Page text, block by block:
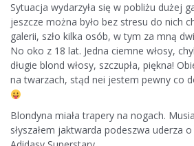
Sytuacja wydarzyła się w pobliżu dużej
jeszcze można było bez stresu do nich
galerii, szło kilka osób, w tym za mną
No oko z 18 lat. Jedna ciemne włosy,
długie blond włosy, szczupła, piękna!
na twarzach, stąd nei jestem pewny co
Blondyna miała trapery na nogach.
słyszałem jaktwarda podeszwa uderza